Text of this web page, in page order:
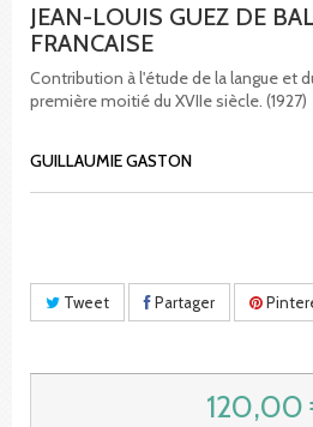
JEAN-LOUIS GUEZ DE
FRANCAISE
Contribution à l'étude de la langue et
première moitié du XVIIe siècle. (1927)
GUILLAUMIE GASTON
Tweet Partager
120,00